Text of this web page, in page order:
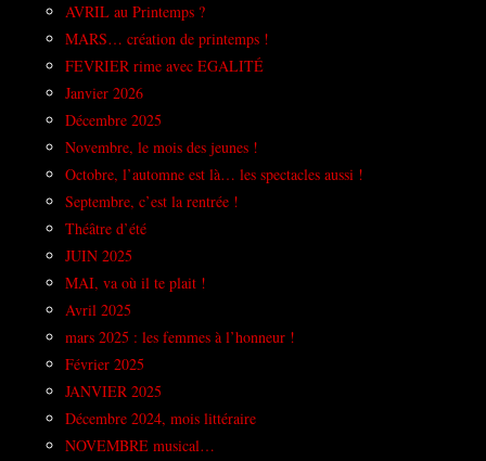
AVRIL au Printemps ?
MARS… création de printemps !
FEVRIER rime avec EGALITÉ
Janvier 2026
Décembre 2025
Novembre, le mois des jeunes !
Octobre, l’automne est là… les spectacles aussi !
Septembre, c’est la rentrée !
Théâtre d’été
JUIN 2025
MAI, va où il te plait !
Avril 2025
mars 2025 : les femmes à l’honneur !
Février 2025
JANVIER 2025
Décembre 2024, mois littéraire
NOVEMBRE musical…